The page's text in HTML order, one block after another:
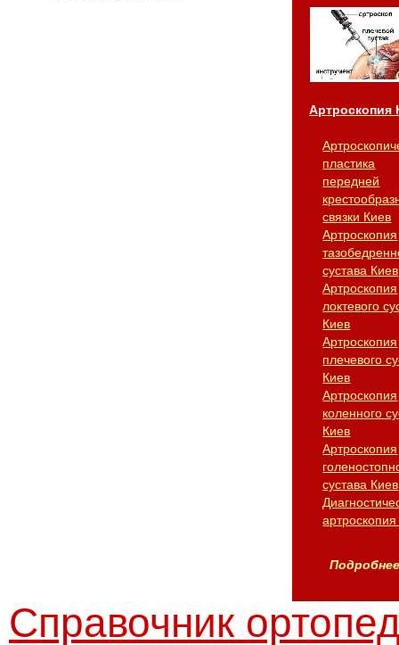
Артроскопия
пластика
передней
связки Киев
Артроскопия
сустава Киев
Артроскопия
локтевого
Киев
Артроскопия
плечевого
Киев
Артроскопия
коленного
Киев
Артроскопия
сустава Киев
Справочник